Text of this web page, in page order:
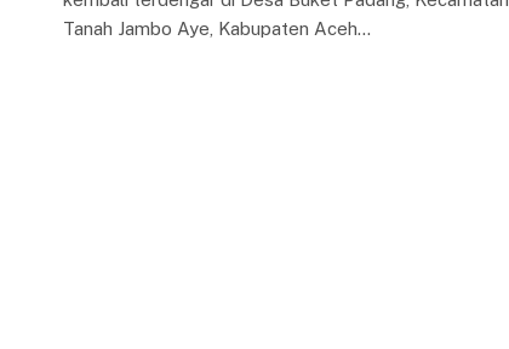
Tanah Jambo Aye, Kabupaten Aceh…